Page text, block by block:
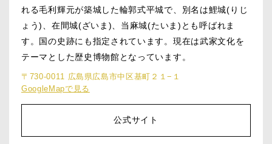
れる毛利輝元が築城した輪郭式平城で、別名は鯉城(りじ
ょう)、在間城(ざいま)、当麻城(たいま)とも呼ばれま
す。国の史跡にも指定されています。現在は武家文化を
テーマとした歴史博物館となっています。
〒730-0011 広島県広島市中区基町２１−１
GoogleMapで見る
公式サイト